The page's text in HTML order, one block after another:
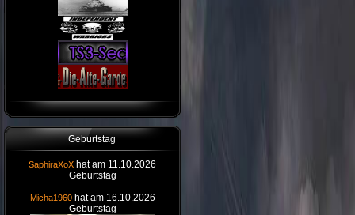
Geburtstag
SaphiraXoX hat am 11.10.2026
Geburtstag
Micha1960 hat am 16.10.2026
Geburtstag